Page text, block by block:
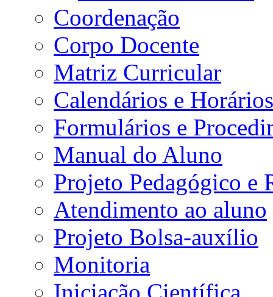
Coordenação
Corpo Docente
Matriz Curricular
Calendários e Horários
Formulários e
Manual do Aluno
Projeto Pedagógico e
Atendimento ao aluno
Projeto Bolsa-auxílio
Monitoria
Iniciação Científica